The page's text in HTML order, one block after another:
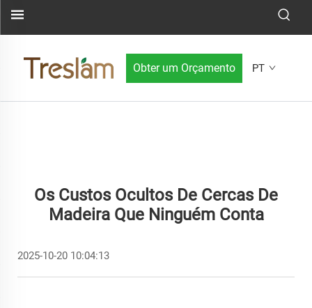
Obter um Orçamento PT
Os Custos Ocultos De Cercas De
Madeira Que Ninguém Conta
2025-10-20 10:04:13